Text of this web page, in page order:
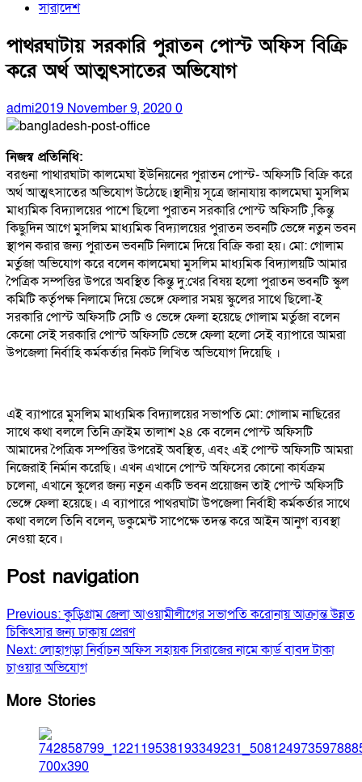
সারাদেশ
পাথরঘাটায় সরকারি পুরাতন পোস্ট অফিস বিক্রি
করে অর্থ আত্মৎসাতের অভিযোগ
admi2019 November 9, 2020 0
নিজস্ব প্রতিনিধি:
বরগুনা পাথারঘাটা কালমেঘা ইউনিয়নের পুরাতন পোস্ট- অফিসটি বিক্রি করে
অর্থ আত্মৎসাতের অভিযোগ উঠেছে।স্থানীয় সূত্রে জানাযায় কালমেঘা মুসলিম
মাধ্যমিক বিদ্যালয়ের পাশে ছিলো পুরাতন সরকারি পোস্ট অফিসটি ,কিন্তু
কিছুদিন আগে মুসলিম মাধ্যমিক বিদ্যালয়ের পুরাতন ভবনটি ভেঙ্গে নতুন ভবন
স্থাপন করার জন্য পুরাতন ভবনটি নিলামে দিয়ে বিক্রি করা হয়। মো: গোলাম
মর্তুজা অভিযোগ করে বলেন কালমেঘা মুসলিম মাধ্যমিক বিদ্যালয়টি আমার
পৈত্রিক সম্পত্তির উপরে অবস্থিত কিন্তু দু:খের বিষয় হলো পুরাতন ভবনটি স্কুল
কমিটি কর্তৃপক্ষ নিলামে দিয়ে ভেঙ্গে ফেলার সময় স্কুলের সাথে ছিলো-ই
সরকারি পোস্ট অফিসটি সেটি ও ভেঙ্গে ফেলা হয়েছে গোলাম মর্তুজা বলেন
কেনো সেই সরকারি পোস্ট অফিসটি ভেঙ্গে ফেলা হলো সেই ব্যাপারে আমরা
উপজেলা নির্বাহি কর্মকর্তার নিকট লিখিত অভিযোগ দিয়েছি ।
এই ব্যাপারে মুসলিম মাধ্যমিক বিদ্যালয়ের সভাপতি মো: গোলাম নাছিরের
সাথে কথা বললে তিনি ক্রাইম তালাশ ২৪ কে বলেন পোস্ট অফিসটি
আমাদের পৈত্রিক সম্পত্তির উপরেই অবস্থিত, এবং এই পোস্ট অফিসটি আমরা
নিজেরাই নির্মান করেছি। এখন এখানে পোস্ট অফিসের কোনো কার্যক্রম
চলেনা, এখানে স্কুলের জন্য নতুন একটি ভবন প্রয়োজন তাই পোস্ট অফিসটি
ভেঙ্গে ফেলা হয়েছে। এ ব্যাপারে পাথরঘাটা উপজেলা নির্বাহী কর্মকর্তার সাথে
কথা বললে তিনি বলেন, ডকুমেন্ট সাপেক্ষে তদন্ত করে আইন আনুগ ব্যবস্থা
নেওয়া হবে।
Post navigation
Previous:কুড়িগ্রাম জেলা আওয়ামীলীগের সভাপতি করোনায় আক্রান্ত উন্নত
চিকিৎসার জন্য ঢাকায় প্রেরণ
Next:লোহাগড়া নির্বাচন অফিস সহায়ক সিরাজের নামে কার্ড বাবদ টাকা
চাওয়ার অভিযোগ
More Stories